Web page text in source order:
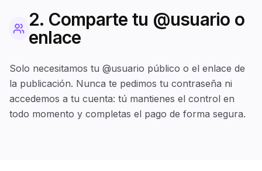
2. Comparte tu @usuario o
enlace
Solo necesitamos tu @usuario público o el enlace de
la publicación. Nunca te pedimos tu contraseña ni
accedemos a tu cuenta: tú mantienes el control en
todo momento y completas el pago de forma segura.